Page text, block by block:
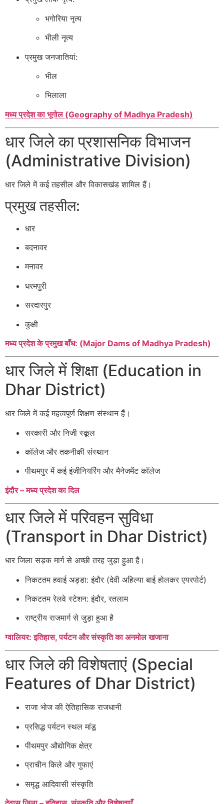
भगोरिया नृत्य
भीली नृत्य
प्रमुख जनजातियां:
भील
भिलाला
मध्य प्रदेश का भूगोल (Geography of Madhya Pradesh)
धार जिले का प्रशासनिक विभाजन
(Administrative Division)
धार जिले में कई तहसील और विकासखंड शामिल हैं।
प्रमुख तहसील:
धार
बदनावर
मनावर
धरमपुरी
सरदारपुर
कुक्षी
मध्य प्रदेश के प्रमुख बाँध: (Major Dams of Madhya Pradesh)
धार जिले में शिक्षा (Education in
Dhar District)
धार जिले में कई महत्वपूर्ण शिक्षण संस्थान हैं।
सरकारी और निजी स्कूल
कॉलेज और तकनीकी संस्थान
पीथमपुर में कई इंजीनियरिंग और मैनेजमेंट कॉलेज
इंदौर – मध्य प्रदेश का दिल
धार जिले में परिवहन सुविधा
(Transport in Dhar District)
धार जिला सड़क मार्ग से अच्छी तरह जुड़ा हुआ है।
निकटतम हवाई अड्डा: इंदौर (देवी अहिल्या बाई होलकर एयरपोर्ट)
निकटतम रेलवे स्टेशन: इंदौर, रतलाम
राष्ट्रीय राजमार्ग से जुड़ा हुआ है
ग्वालियर: इतिहास, पर्यटन और संस्कृति का अनमोल खजाना
धार जिले की विशेषताएं (Special
Features of Dhar District)
राजा भोज की ऐतिहासिक राजधानी
प्रसिद्ध पर्यटन स्थल मांडू
पीथमपुर औद्योगिक क्षेत्र
प्राचीन किले और गुफाएं
समृद्ध आदिवासी संस्कृति